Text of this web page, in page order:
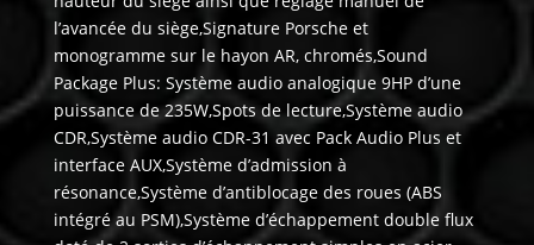
l’avancée du siège,Signature Porsche et
monogramme sur le hayon AR, chromés,Sound
Package Plus: Système audio analogique 9HP d’une
puissance de 235W,Spots de lecture,Système audio
CDR,Système audio CDR-31 avec Pack Audio Plus et
interface AUX,Système d’admission à
résonance,Système d’antiblocage des roues (ABS
intégré au PSM),Système d’échappement double flux